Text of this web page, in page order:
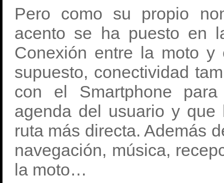
Pero como su propio
acento se ha puesto en
Conexión entre la moto
supuesto, conectividad
con el Smartphone
agenda del usuario y que
ruta más directa. Además
navegación, música,
la moto…